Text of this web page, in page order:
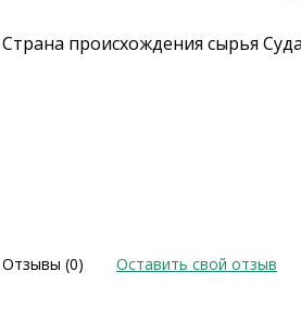
Страна происхождения сырья
Отзывы (0) Оставить свой отзыв